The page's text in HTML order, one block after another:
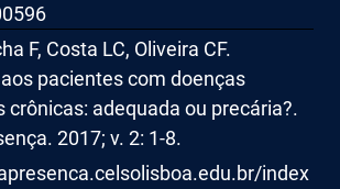
F, Costa LC, Oliveira CF.
pacientes com doenças
crônicas: adequada ou precária?.
2017; v. 2: 1-8.
index